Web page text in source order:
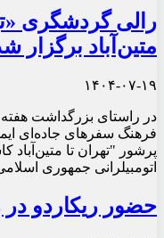
رالی گردشگری
متین‌آباد برگزار
۱۴۰۴-۰۷-۱۹
در راستای بزرگداشت
فرهنگ سفرهای جاده‌ای
پرشور "تهران تا
اتومبیلرانی جمهوری
حضور ریکاردو در